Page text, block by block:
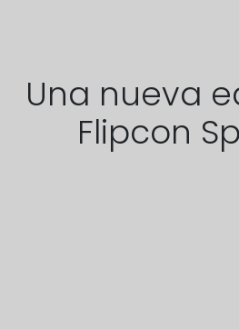
Una nueva
Flipcon